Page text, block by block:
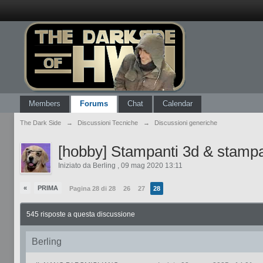
Members Forums Chat Calendar
The Dark Side → Discussioni Tecniche → Discussioni generiche
[hobby] Stampanti 3d &
Iniziato da Berling , 09 mag 2020 13:11
« PRIMA Pagina 28 di 28 26 27 28
545 risposte a questa discussione
Berling